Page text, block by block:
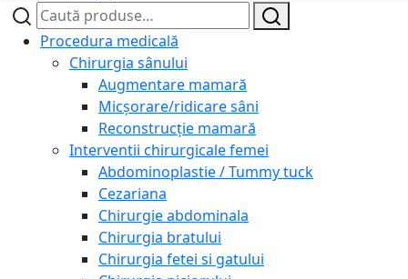
Caută
după:
Caută
Procedura medicală
Chirurgia sânului
Augmentare mamară
Micșorare/ridicare sâni
Reconstrucție mamară
Interventii chirurgicale femei
Abdominoplastie / Tummy tuck
Cezariana
Chirurgie abdominala
Chirurgia bratului
Chirurgia fetei si gatului